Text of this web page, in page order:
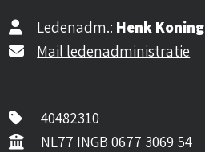
Ledenadm.: Henk Koning
Mail ledenadministratie
40482310
NL77 INGB 0677 3069 54